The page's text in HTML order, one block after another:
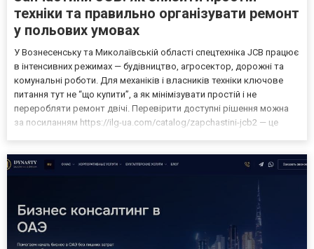
техніки та правильно організувати ремонт
у польових умовах
У Вознесенську та Миколаївській області спецтехніка JCB працює
в інтенсивних режимах — будівництво, агросектор, дорожні та
комунальні роботи. Для механіків і власників техніки ключове
питання тут не “що купити”, а як мінімізувати простій і не
переробляти ремонт двічі. Перевірити доступні рішення можна
за посиланням https://ilg-ua.com/catalog/zapchastini-jcb2 — це